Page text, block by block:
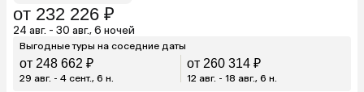
от 232 226 ₽
24 авг. - 30 авг., 6 ночей
Выгодные туры на соседние даты
от 248 662 ₽
29 авг. - 4 сент., 6 н.
от 260 314 ₽
12 авг. - 18 авг., 6 н.